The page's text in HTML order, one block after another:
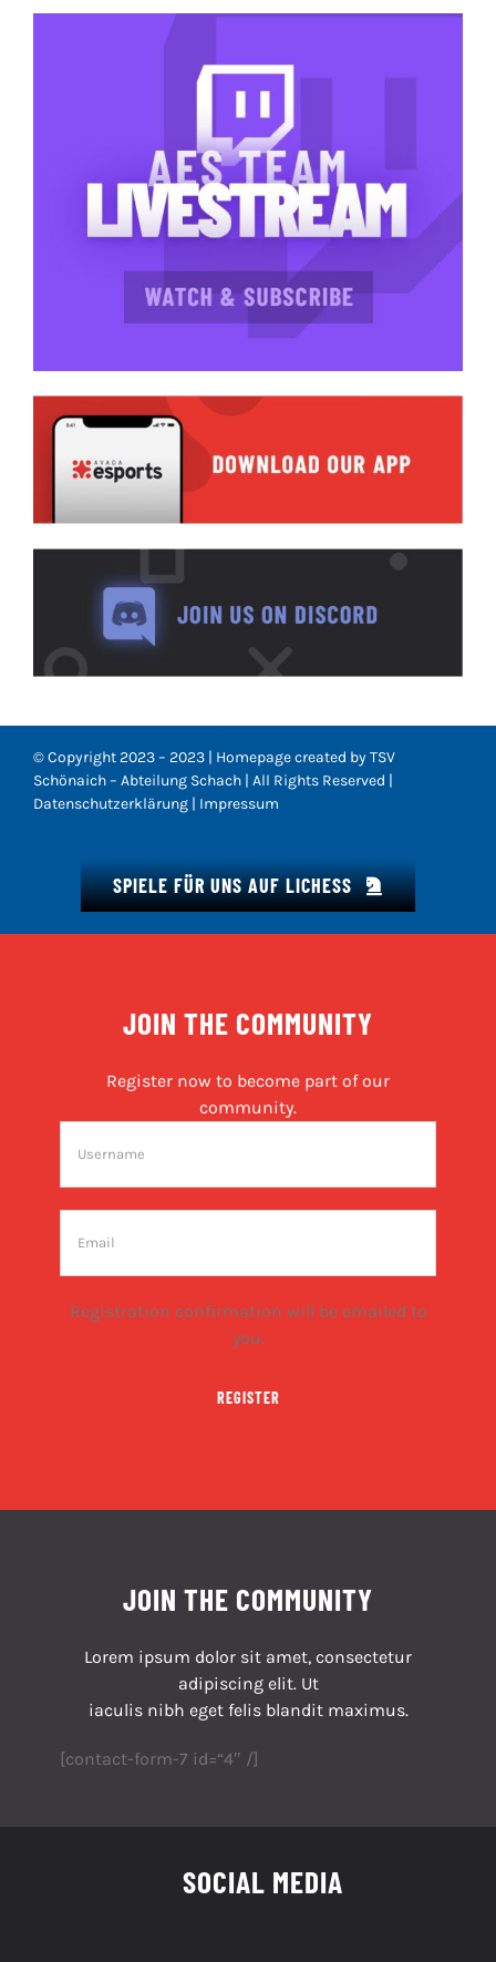
© Copyright 2023 – 2023 | Homepage created by TSV
Schönaich – Abteilung Schach | All Rights Reserved |
Datenschutzerklärung | Impressum
SPIELE FÜR UNS AUF LICHESS
JOIN THE COMMUNITY
Register now to become part of our
community.
Registration confirmation will be emailed to
you.
REGISTER
JOIN THE COMMUNITY
Lorem ipsum dolor sit amet, consectetur
adipiscing elit. Ut
iaculis nibh eget felis blandit maximus.
[contact-form-7 id=“4″ /]
SOCIAL MEDIA